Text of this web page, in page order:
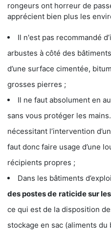
rongeurs ont horreur de
apprécient bien plus les
Il n'est pas recommandé
arbustes à côté des
d’une surface cimentée,
grosses pierres ;
Il ne faut absolument en
sans vous protéger les
nécessitant l’intervention
faut donc faire usage d’une
récipients propres ;
Dans les bâtiments
des postes de raticide sur
ce qui est de la disposition
stockage en sac (aliments